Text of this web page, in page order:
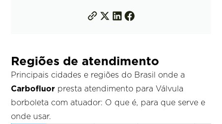
Regiões de atendimento
Principais cidades e regiões do Brasil onde a
Carbofluor presta atendimento para Válvula
borboleta com atuador: O que é, para que serve e
onde usar.